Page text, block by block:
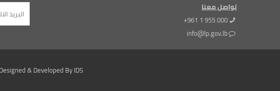
تواصل معنا
+961 1 955 000
info@lp.gov.lb
Designed & Developed By IDS